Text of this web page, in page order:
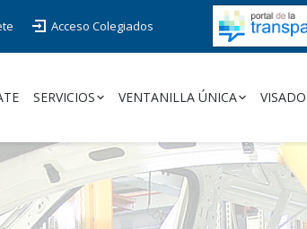
Acceso Colegiados
SERVICIOS VENTANILLA ÚNICA VISADO